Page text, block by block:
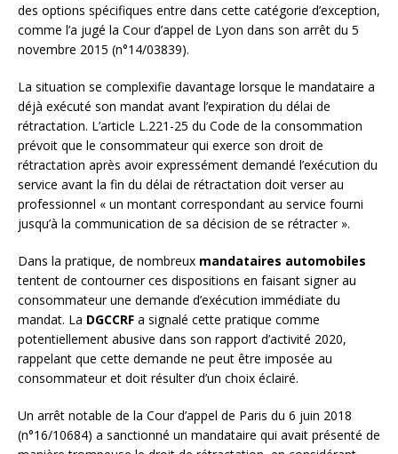
des options spécifiques entre dans cette catégorie d’exception,
comme l’a jugé la Cour d’appel de Lyon dans son arrêt du 5
novembre 2015 (n°14/03839).
La situation se complexifie davantage lorsque le mandataire a
déjà exécuté son mandat avant l’expiration du délai de
rétractation. L’article L.221-25 du Code de la consommation
prévoit que le consommateur qui exerce son droit de
rétractation après avoir expressément demandé l’exécution du
service avant la fin du délai de rétractation doit verser au
professionnel « un montant correspondant au service fourni
jusqu’à la communication de sa décision de se rétracter ».
Dans la pratique, de nombreux mandataires automobiles
tentent de contourner ces dispositions en faisant signer au
consommateur une demande d’exécution immédiate du
mandat. La DGCCRF a signalé cette pratique comme
potentiellement abusive dans son rapport d’activité 2020,
rappelant que cette demande ne peut être imposée au
consommateur et doit résulter d’un choix éclairé.
Un arrêt notable de la Cour d’appel de Paris du 6 juin 2018
(n°16/10684) a sanctionné un mandataire qui avait présenté de